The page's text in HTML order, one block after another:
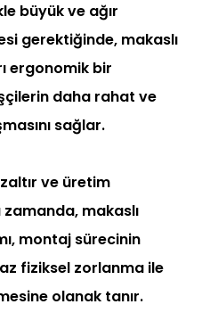
büyük ve ağır
gerektiğinde, makaslı
ergonomik bir
daha rahat ve
sağlar.
ve üretim
zamanda, makaslı
montaj sürecinin
fiziksel zorlanma ile
olanak tanır.